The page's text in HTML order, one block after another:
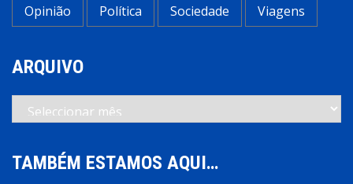
Opinião Política Sociedade Viagens
ARQUIVO
Arquivo
TAMBÉM ESTAMOS AQUI…